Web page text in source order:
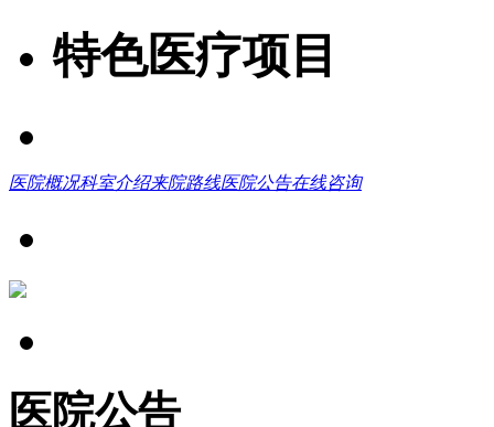
特色医疗项目
医院概况科室介绍来院路线医院公告在线咨询
医院公告